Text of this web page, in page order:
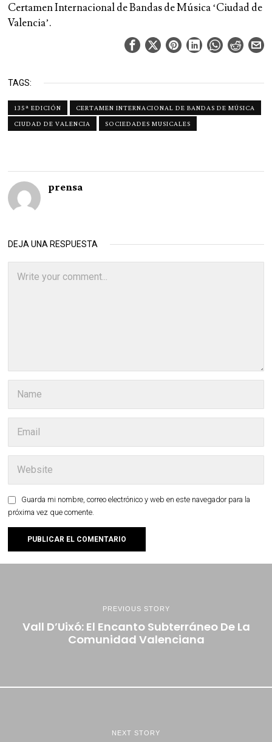
Certamen Internacional de Bandas de Música ‘Ciudad de
Valencia’.
TAGS:
135ª EDICIÓN
CERTAMEN INTERNACIONAL DE BANDAS DE MÚSICA
CIUDAD DE VALENCIA
SOCIEDADES MUSICALES
prensa
DEJA UNA RESPUESTA
Guarda mi nombre, correo electrónico y web en este navegador para la
próxima vez que comente.
PREVIOUS STORY
Vall D’Uixó: El Encanto Subterráneo De La
Comunidad Valenciana
NEXT STORY